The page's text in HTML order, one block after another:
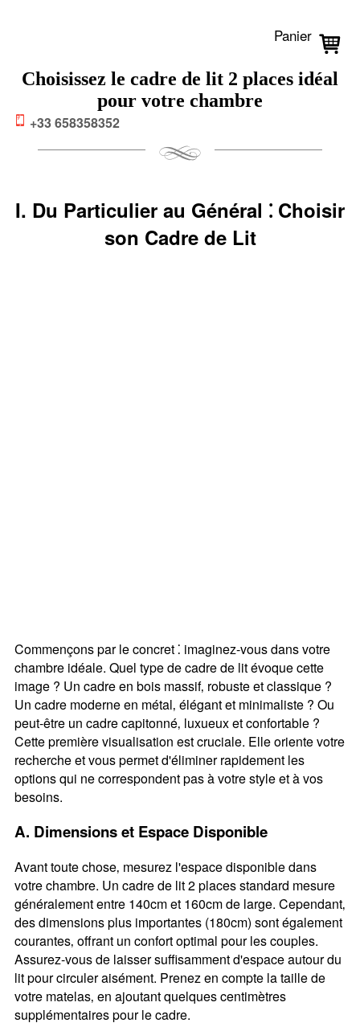
+33 658358352
Panier
Choisissez le cadre de lit 2 places idéal
pour votre chambre
I. Du Particulier au Général ⁚ Choisir
son Cadre de Lit
Commençons par le concret ⁚ imaginez-vous dans votre
chambre idéale. Quel type de cadre de lit évoque cette
image ? Un cadre en bois massif‚ robuste et classique ?
Un cadre moderne en métal‚ élégant et minimaliste ? Ou
peut-être un cadre capitonné‚ luxueux et confortable ?
Cette première visualisation est cruciale. Elle oriente votre
recherche et vous permet d'éliminer rapidement les
options qui ne correspondent pas à votre style et à vos
besoins.
A. Dimensions et Espace Disponible
Avant toute chose‚ mesurez l'espace disponible dans
votre chambre. Un cadre de lit 2 places standard mesure
généralement entre 140cm et 160cm de large. Cependant‚
des dimensions plus importantes (180cm) sont également
courantes‚ offrant un confort optimal pour les couples.
Assurez-vous de laisser suffisamment d'espace autour du
lit pour circuler aisément. Prenez en compte la taille de
votre matelas‚ en ajoutant quelques centimètres
supplémentaires pour le cadre.